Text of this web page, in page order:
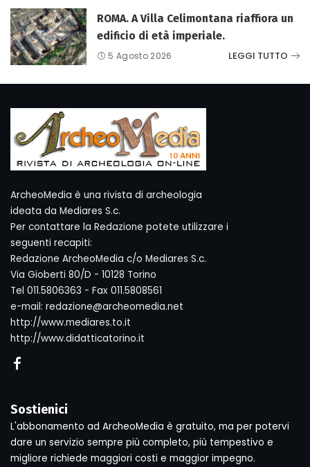
ROMA. A Villa Celimontana riaffiora un
edificio di età imperiale.
5 Agosto 2026 LEGGI TUTTO
ArcheoMedia è una rivista di archeologia
ideata da Mediares S.c.
Per contattare la Redazione potete utilizzare i
seguenti recapiti:
Redazione ArcheoMedia c/o Mediares S.c.
Via Gioberti 80/D - 10128 Torino
Tel 011.5806363 - Fax 011.5808561
e-mail: redazione@archeomedia.net
http://www.mediares.to.it
http://www.didatticatorino.it
Sostienici
L'abbonamento ad ArcheoMedia è gratuito, ma per potervi
dare un servizio sempre più completo, più tempestivo e
migliore richiede maggiori costi e maggior impegno.